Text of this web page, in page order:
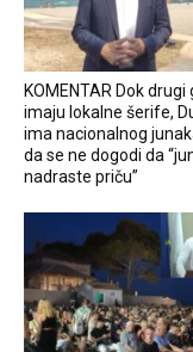
KOMENTAR Dok drugi
imaju lokalne šerife,
ima nacionalnog
da se ne dogodi da
nadraste priču”